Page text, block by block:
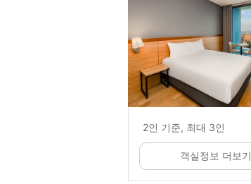
2인 기준, 최대 3인
객실정보 더보기